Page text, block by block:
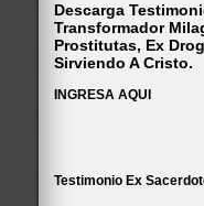
Descarga
Transformador
Prostitutas, Ex
Sirviendo A Cristo.
INGRESA AQUI
Testimonio Ex